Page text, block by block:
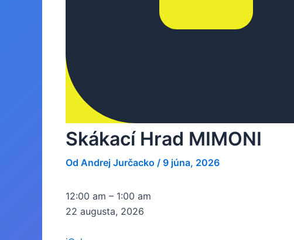
Skákací Hrad MIMONI
Od Andrej Jurčacko / 9 júna, 2026
Skákací
Hrad
12:00 am – 1:00 am
22 augusta, 2026